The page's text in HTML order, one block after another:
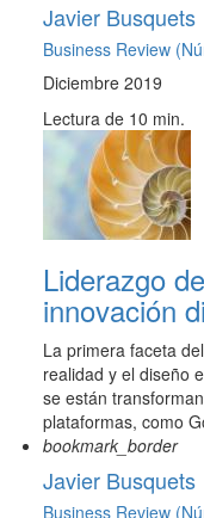
Javier Busquets
Business Review
Diciembre 2019
Lectura de 10 min.
Liderazgo
innovación
La primera faceta
realidad y el diseño
se están
plataformas, como
bookmark_border
Javier Busquets
Business Review